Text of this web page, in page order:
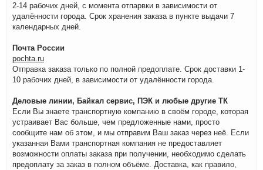
2-14 рабочих дней, с момента отпарвки в зависимости от
удалённости города. Срок хранения заказа в пункте выдачи 7
календарных дней.
Почта России
pochta.ru
Отправка заказа только по полной предоплате. Срок доставки 1-
10 рабочих дней, в зависимости от удалённости города.
Деловые линии, Байкал сервис, ПЭК и любые другие ТК
Если Вы знаете транспортную компанию в своём городе, которая
устраивает Вас больше, чем предложенные нами, просто
сообщите нам об этом, и мы отправим Ваш заказ через неё. Если
указанная Вами транспортная компания не предоставляет
возможности оплаты заказа при получении, необходимо сделать
предоплату за заказ в полном объёме. Доставка, как правило,